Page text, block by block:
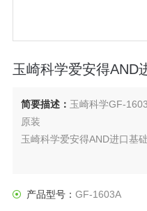
玉崎科学爱安得AND
简要描述： 玉崎科学GF-
原装
玉崎科学爱安得AND进口基
0.001g：6种型号
产品型号： GF-1603A